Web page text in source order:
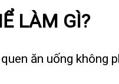
LÀM GÌ?
ăn uống không